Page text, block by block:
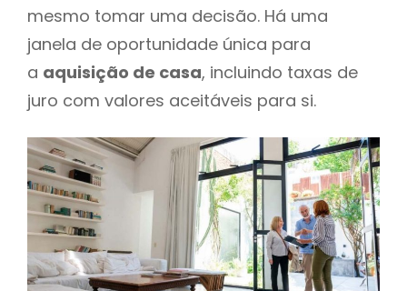
mesmo tomar uma decisão. Há uma
janela de oportunidade única para
a aquisição de casa, incluindo taxas de
juro com valores aceitáveis para si.